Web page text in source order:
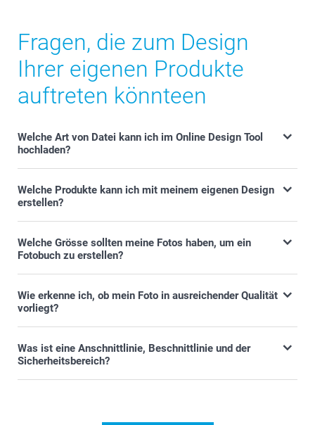
Fragen, die zum Design
Ihrer eigenen Produkte
auftreten könnteen
Welche Art von Datei kann ich im Online Design Tool
hochladen?
Welche Produkte kann ich mit meinem eigenen Design
erstellen?
Welche Grösse sollten meine Fotos haben, um ein
Fotobuch zu erstellen?
Wie erkenne ich, ob mein Foto in ausreichender Qualität
vorliegt?
Was ist eine Anschnittlinie, Beschnittlinie und der
Sicherheitsbereich?